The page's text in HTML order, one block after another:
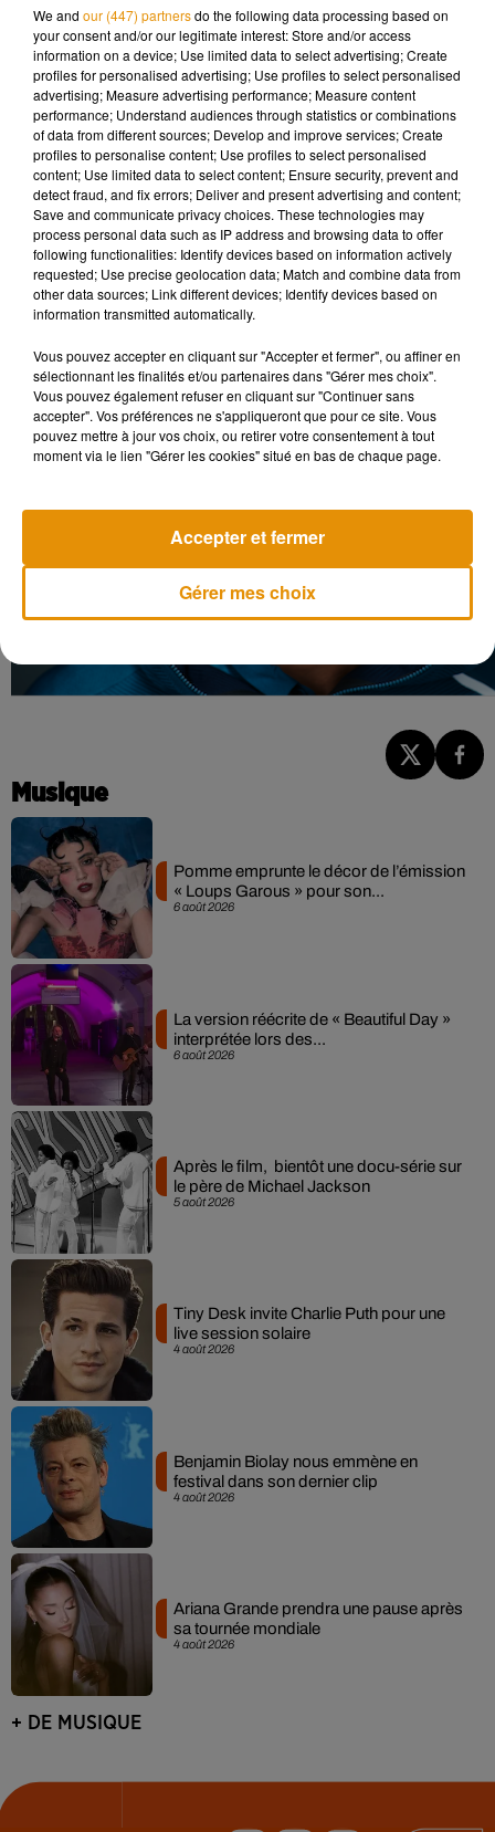
Écouter le podcast
Jo-Wilfried Tsonga sera sur les courts à Metz cette semaine
puis Orléans la semaine prochaine. On espère le voir faire la
dance des pouces encore longtemps.
Musique
6 août 2026
Pomme emprunte le décor de l’émission
« Loups Garous » pour son...
6 août 2026
La version réécrite de « Beautiful Day »
interprétée lors des...
5 août 2026
Après le film, bientôt une docu-série sur
le père de Michael Jackson
4 août 2026
Tiny Desk invite Charlie Puth pour une
live session solaire
4 août 2026
Benjamin Biolay nous emmène en
festival dans son dernier clip
4 août 2026
Ariana Grande prendra une pause après
sa tournée mondiale
+ DE MUSIQUE
We and our (447) partnersdo the following data processing based on
your consent and/or our legitimate interest: Store and/or access
information on a device; Use limited data to select advertising; Create
profiles for personalised advertising; Use profiles to select personalised
advertising; Measure advertising performance; Measure content
performance; Understand audiences through statistics or combinations
of data from different sources; Develop and improve services; Create
profiles to personalise content; Use profiles to select personalised
content; Use limited data to select content; Ensure security, prevent and
detect fraud, and fix errors; Deliver and present advertising and content;
Save and communicate privacy choices. These technologies may
process personal data such as IP address and browsing data to offer
following functionalities: Identify devices based on information actively
requested; Use precise geolocation data; Match and combine data from
other data sources; Link different devices; Identify devices based on
information transmitted automatically.
Vous pouvez accepter en cliquant sur "Accepter et fermer", ou affiner en
sélectionnant les finalités et/ou partenaires dans "Gérer mes choix".
Vous pouvez également refuser en cliquant sur "Continuer sans
accepter". Vos préférences ne s'appliqueront que pour ce site. Vous
pouvez mettre à jour vos choix, ou retirer votre consentement à tout
moment via le lien "Gérer les cookies" situé en bas de chaque page.
Gérer mes choix
Accepter et fermer